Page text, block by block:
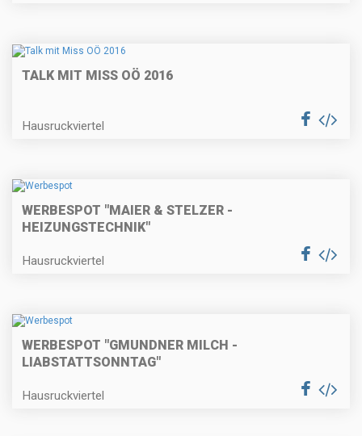
TALK MIT MISS OÖ 2016
Hausruckviertel
WERBESPOT "MAIER & STELZER -
HEIZUNGSTECHNIK"
Hausruckviertel
WERBESPOT "GMUNDNER MILCH -
LIABSTATTSONNTAG"
Hausruckviertel